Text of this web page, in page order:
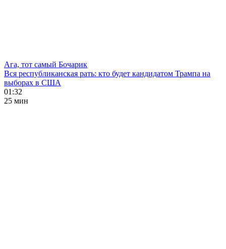
Ага, тот самый Бочарик
Вся республиканская рать: кто будет кандидатом Трампа на
выборах в США
01:32
25 мин